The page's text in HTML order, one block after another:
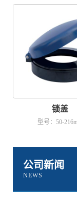
锁盖
型号：50-
公司新闻
NEWS